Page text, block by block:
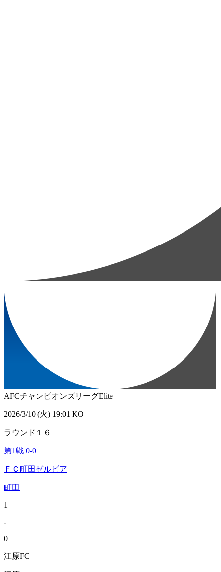
AFCチャンピオンズリーグElite
2026/3/10 (火) 19:01 KO
ラウンド１６
第1戦 0-0
ＦＣ町田ゼルビア
町田
1
-
0
江原FC